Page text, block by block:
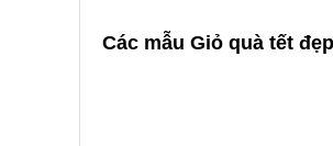
Các mẫu Giỏ quà tết